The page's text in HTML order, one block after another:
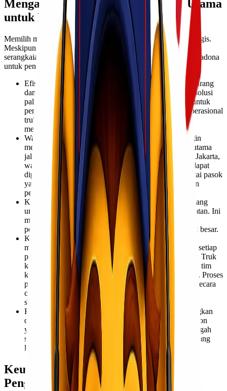
Mengapa Trucking Adalah Pilihan Utama
untuk Rute Surabaya – Jakarta?
Memilih moda transportasi yang tepat adalah keputusan strategis.
Meskipun ada opsi udara dan laut, trucking menawarkan
serangkaian keunggulan signifikan yang menjadikannya primadona
untuk pengiriman barang Surabaya Jakarta:
Efisiensi Biaya Optimal: Untuk sebagian besar jenis barang
dan volume muatan, jasa ekspedisi truk menawarkan solusi
paling ekonomis dibandingkan moda lain. Terutama untuk
pengiriman dalam jumlah besar atau reguler, biaya operasional
truk jauh lebih rendah, yang pada akhirnya akan
menguntungkan anggaran logistik bisnis Anda.
Waktu Transit yang Dapat Diprediksi: Dengan semakin
membaiknya infrastruktur jalan tol di Pulau Jawa, terutama
jalur trans-Jawa yang menghubungkan Surabaya dan Jakarta,
waktu tempuh via darat menjadi lebih konsisten dan dapat
diprediksi. Hal ini sangat vital untuk perencanaan rantai pasok
yang ketat, memungkinkan Anda untuk menjadwalkan
penerimaan barang dengan lebih akurat.
Kapasitas Muatan Beragam: Armada truk kami dirancang
untuk mengakomodasi berbagai jenis dan volume muatan. Ini
memberikan fleksibilitas untuk memenuhi kebutuhan
pengiriman Anda, dari skala UMKM hingga korporasi besar.
Keamanan Muatan Terjamin: Lionel Express
mengimplementasikan protokol keamanan ketat untuk setiap
pengiriman cargo Surabaya Jakarta yang kami tangani. Truk
kami dilengkapi dengan sistem keamanan modern, dan tim
kami terlatih untuk menangani barang dengan hati-hati. Proses
pemuatan, perjalanan, hingga pembongkaran diawasi secara
cermat untuk memastikan barang tiba dalam kondisi
sempurna.
Ramah Lingkungan untuk Jarak Menengah: Dibandingkan
dengan pengiriman udara, trucking memiliki jejak karbon
yang lebih rendah per ton-kilometer untuk jarak menengah
seperti rute Surabaya-Jakarta, menjadikannya pilihan yang
lebih berkelanjutan bagi bisnis yang peduli lingkungan.
Keunggulan Lionel Express dalam
Pengiriman Cargo Surabaya Jakarta